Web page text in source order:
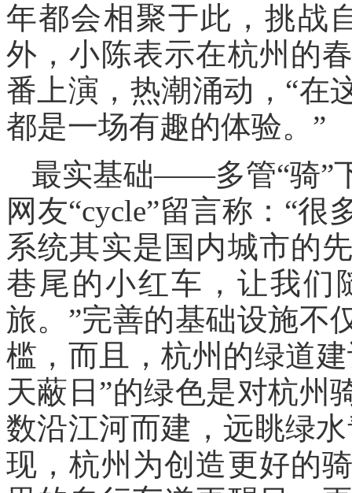
年都会相聚于此，挑战
外，小陈表示在杭州的
番上演，热潮涌动，“在
都是一场有趣的体验。”
最实基础——多管“骑”
网友“cycle”留言称：“
系统其实是国内城市的
巷尾的小红车，让我们
旅。”完善的基础设施不
槛，而且，杭州的绿道
天蔽日”的绿色是对杭州
数沿江河而建，远眺绿
现，杭州为创造更好的